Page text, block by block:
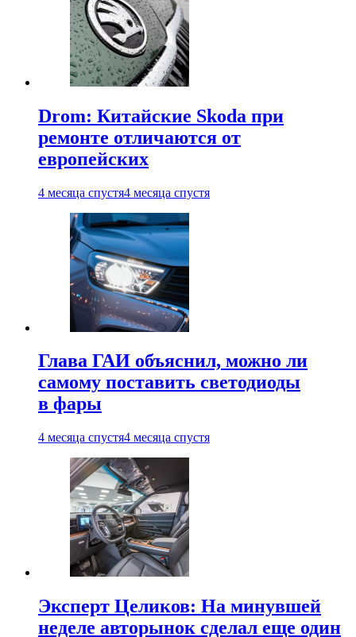
Drom: Китайские Skoda при
ремонте отличаются от
европейских
4 месяца спустя4 месяца спустя
Глава ГАИ объяснил, можно ли
самому поставить светодиоды
в фары
4 месяца спустя4 месяца спустя
Эксперт Целиков: На минувшей
неделе авторынок сделал еще один